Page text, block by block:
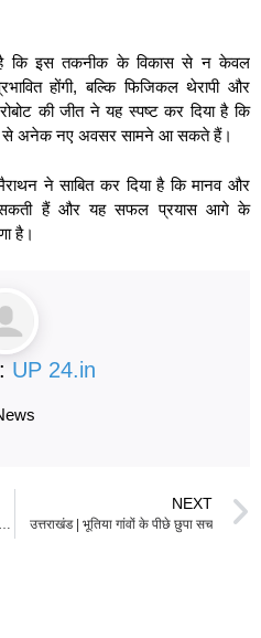
कि इस तकनीक के विकास से न केवल
होंगी, बल्कि फिजिकल थेरापी और
की जीत ने यह स्पष्ट कर दिया है कि
से अनेक नए अवसर सामने आ सकते हैं।
ने साबित कर दिया है कि मानव और
सकती हैं और यह सफल प्रयास आगे के
है।
UP 24.in
समाचार संक्षेप: भारत में कच्चे तेल की कीमत $100 से नीचे गई लेकिन ईंधन दरों में कटौती की संभावना कम
NEXT
उत्तराखंड | भूतिया गांवों के पीछे छुपा सच